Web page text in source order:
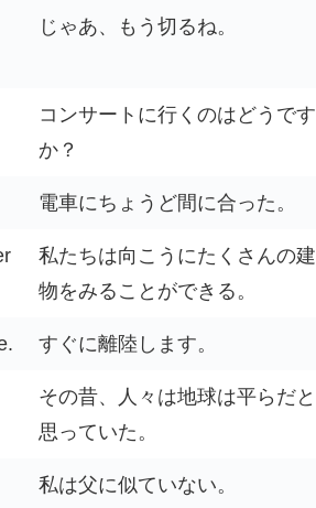
じゃあ、もう切るね。
コンサートに行くのはどうです
か？
電車にちょうど間に合った。
私たちは向こうにたくさんの建
物をみることができる。
すぐに離陸します。
その昔、人々は地球は平らだと
思っていた。
私は父に似ていない。